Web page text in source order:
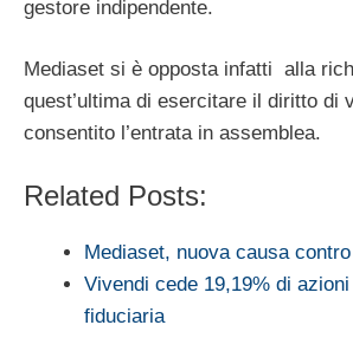
gestore indipendente.
Mediaset si è opposta infatti alla
quest’ultima di esercitare il diritto di
consentito l’entrata in assemblea.
Related Posts:
Mediaset, nuova causa
Vivendi cede 19,19% di
fiduciaria